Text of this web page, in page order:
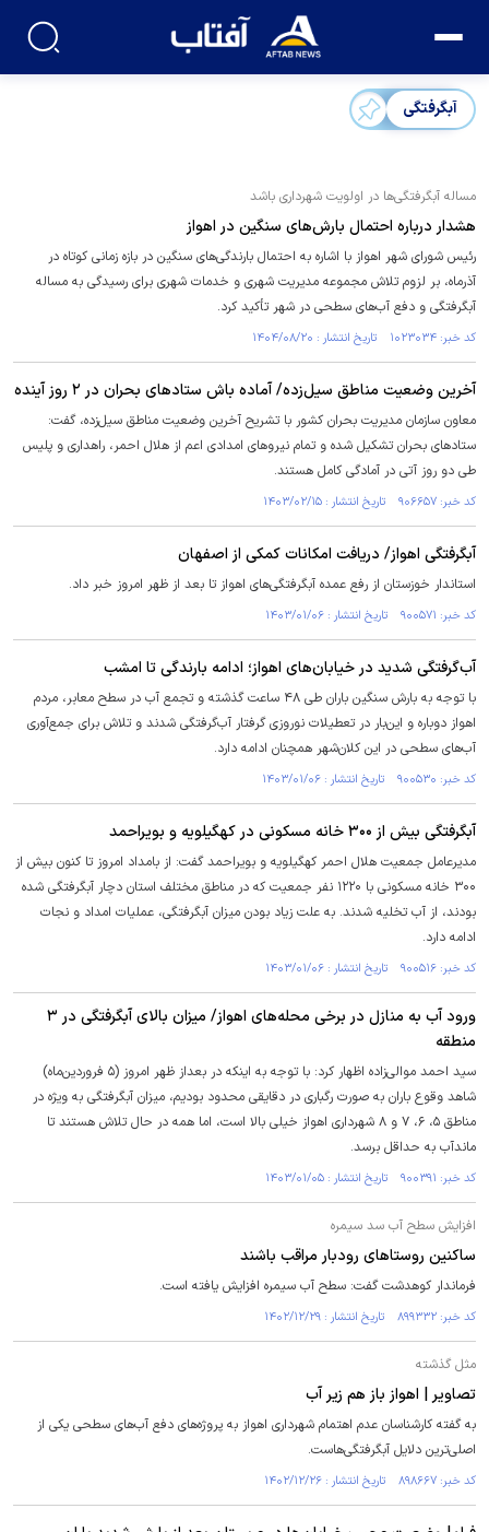
آبگرفتگی
مساله آبگرفتگی‌ها در اولویت شهرداری باشد
هشدار درباره احتمال بارش‌های سنگین در اهواز
رئیس شورای شهر اهواز با اشاره به احتمال بارندگی‌های سنگین در بازه زمانی کوتاه در
آذرماه، بر لزوم تلاش مجموعه مدیریت شهری و خدمات شهری برای رسیدگی به مساله
آبگرفتگی و دفع آب‌های سطحی در شهر تأکید کرد.
کد خبر: ۱۰۲۳۰۳۴ تاریخ انتشار : ۱۴۰۴/۰۸/۲۰
آخرین وضعیت مناطق سیل‌زده/ آماده باش ستاد‌های بحران در ۲ روز آینده
معاون سازمان مدیریت بحران کشور با تشریح آخرین وضعیت مناطق سیل‌زده، گفت:
ستاد‌های بحران تشکیل شده و تمام نیرو‌های امدادی اعم از هلال احمر، راهداری و پلیس
طی دو روز آتی در آمادگی کامل هستند.
کد خبر: ۹۰۶۶۵۷ تاریخ انتشار : ۱۴۰۳/۰۲/۱۵
آبگرفتگی‌ اهواز/ دریافت امکانات کمکی از اصفهان
استاندار خوزستان از رفع عمده آبگرفتگی‌های اهواز تا بعد از ظهر امروز خبر داد.
کد خبر: ۹۰۰۵۷۱ تاریخ انتشار : ۱۴۰۳/۰۱/۰۶
آب‌گرفتگی شدید در خیابان‌های اهواز؛ ادامه بارندگی تا امشب
با توجه به بارش سنگین باران طی ۴۸ ساعت گذشته و تجمع آب در سطح معابر، مردم
اهواز دوباره و این‌بار در تعطیلات نوروزی گرفتار آب‌گرفتگی شدند و تلاش برای جمع‌آوری
آب‌های سطحی در این کلان‌شهر همچنان ادامه دارد.
کد خبر: ۹۰۰۵۳۰ تاریخ انتشار : ۱۴۰۳/۰۱/۰۶
آبگرفتگی بیش از ۳۰۰ خانه مسکونی در کهگیلویه و بویراحمد
مدیرعامل جمعیت هلال احمر کهگیلویه و بویراحمد گفت: از بامداد امروز تا کنون بیش از
۳۰۰ خانه مسکونی با ۱۲۲۰ نفر جمعیت که در مناطق مختلف استان دچار آبگرفتگی شده
بودند، از آب تخلیه شدند. به علت زیاد بودن میزان آبگرفتگی، عملیات امداد و نجات
ادامه دارد.
کد خبر: ۹۰۰۵۱۶ تاریخ انتشار : ۱۴۰۳/۰۱/۰۶
ورود آب به منازل در برخی محله‌های اهواز/ میزان بالای آبگرفتگی در ۳
منطقه
سید احمد موالی‌زاده اظهار کرد: با توجه به اینکه در بعداز ظهر امروز (۵ فروردین‌ماه)
شاهد وقوع باران به صورت رگباری در دقایقی محدود بودیم، میزان آبگرفتگی به ویژه در
مناطق ۵، ۶، ۷ و ۸ شهرداری اهواز خیلی بالا است، اما همه در حال تلاش هستند تا
ماندآب به حداقل برسد.
کد خبر: ۹۰۰۳۹۱ تاریخ انتشار : ۱۴۰۳/۰۱/۰۵
افزایش سطح آب سد سیمره
ساکنین روستا‌های رودبار مراقب باشند
فرماندار کوهدشت گفت: سطح آب سیمره افزایش یافته است.
کد خبر: ۸۹۹۳۳۲ تاریخ انتشار : ۱۴۰۲/۱۲/۲۹
مثل گذشته
تصاویر | اهواز باز هم زیر آب
به گفته کارشناسان عدم اهتمام شهرداری اهواز به پروژه‌های دفع آب‌های سطحی یکی از
اصلی‌ترین دلایل آبگرفتگی‌هاست.
کد خبر: ۸۹۸۶۶۷ تاریخ انتشار : ۱۴۰۲/۱۲/۲۶